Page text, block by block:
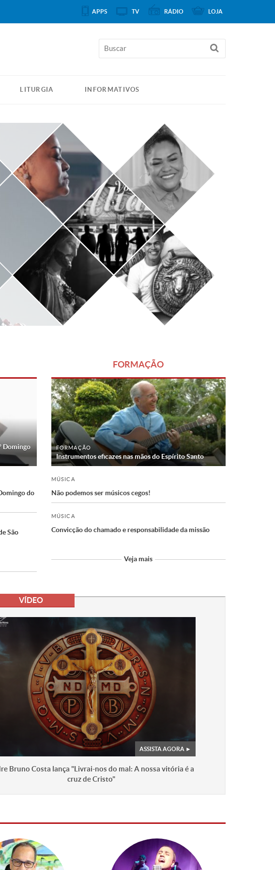
LITURGIA INFORMATIVOS
Domingo
do
São
FORMAÇÃO
FORMAÇÃO
Instrumentos eficazes nas mãos do Espírito Santo
MÚSICA
Não podemos ser músicos cegos!
MÚSICA
Convicção do chamado e responsabilidade da missão
Veja mais
Bruno Costa lança "Livrai-nos do mal: A nossa vitória é a
cruz de Cristo"
APPS TV RÁDIO LOJA